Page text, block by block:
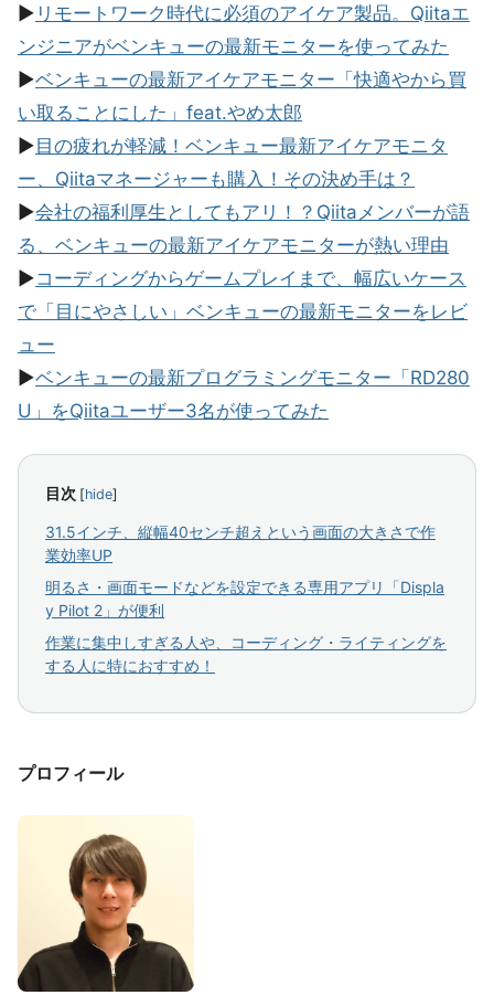
▶︎ リモートワーク時代に必須のアイケア製品。Qiitaエ
ンジニアがベンキューの最新モニターを使ってみた
▶︎ベンキューの最新アイケアモニター「快適やから買
い取ることにした」feat.やめ太郎
▶︎目の疲れが軽減！ベンキュー最新アイケアモニタ
ー、Qiitaマネージャーも購入！その決め手は？
▶︎会社の福利厚生としてもアリ！？Qiitaメンバーが語
る、ベンキューの最新アイケアモニターが熱い理由
▶︎コーディングからゲームプレイまで、幅広いケース
で「目にやさしい」ベンキューの最新モニターをレビ
ュー
▶︎ベンキューの最新プログラミングモニター「RD280
U」をQiitaユーザー3名が使ってみた
目次 [hide]
31.5インチ、縦幅40センチ超えという画面の大きさで作
業効率UP
明るさ・画面モードなどを設定できる専用アプリ「Displa
y Pilot 2」が便利
作業に集中しすぎる人や、コーディング・ライティングを
する人に特におすすめ！
プロフィール